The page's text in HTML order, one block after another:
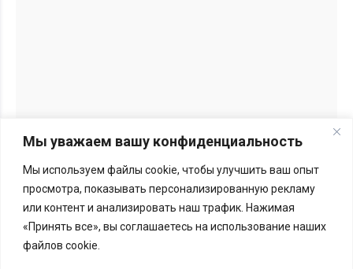
Мы уважаем вашу конфиденциальность
Мы используем файлы cookie, чтобы улучшить ваш опыт
просмотра, показывать персонализированную рекламу
или контент и анализировать наш трафик. Нажимая
«Принять все», вы соглашаетесь на использование наших
файлов cookie.
Перепечатка материалов BGmedia.site возможна только с
Меморандум